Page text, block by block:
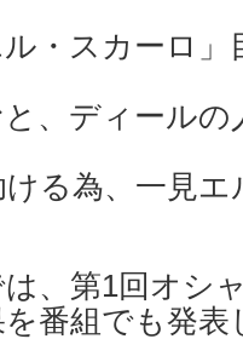
・スカーロ
、ディール
る為、一見
、第1回オシ
番組でも発表